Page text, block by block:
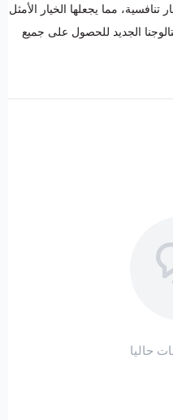
مما يجعلها الخيار الأمثل
الجديد للحصول على جميع
حاليا